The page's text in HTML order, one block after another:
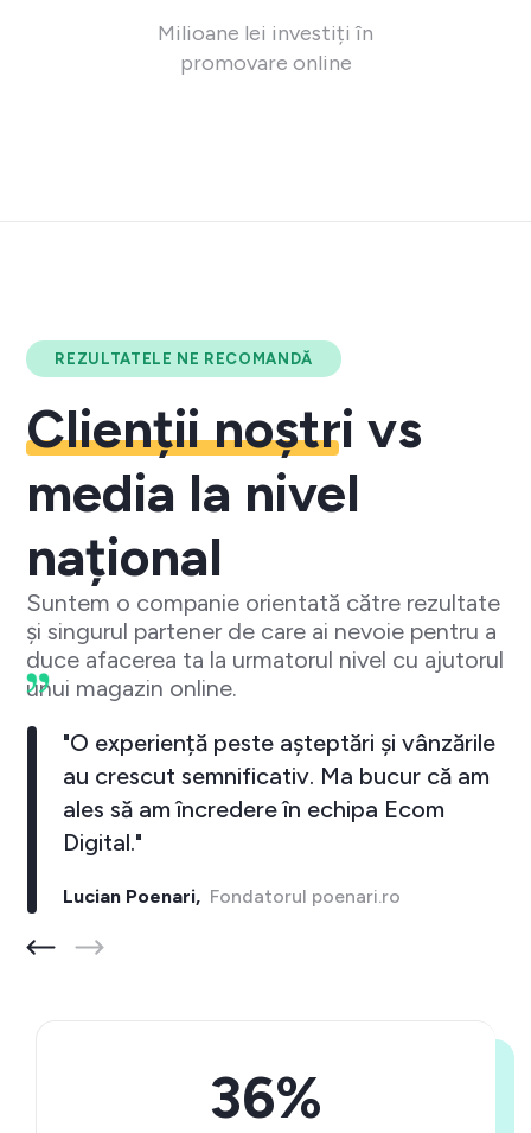
Milioane lei investiți în
promovare online
REZULTATELE NE RECOMANDĂ
Clienții noștri vs
media la nivel
național
Suntem o companie orientată către rezultate
și singurul partener de care ai nevoie pentru a
duce afacerea ta la urmatorul nivel cu ajutorul
unui magazin online.
"O experiență peste așteptări și vânzările
au crescut semnificativ. Ma bucur că am
ales să am încredere în echipa Ecom
Digital."
Lucian Poenari,Fondatorul poenari.ro
36%